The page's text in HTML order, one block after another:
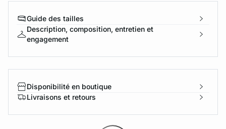
Guide des tailles
Description, composition, entretien et
engagement
Disponibilité en boutique
Livraisons et retours